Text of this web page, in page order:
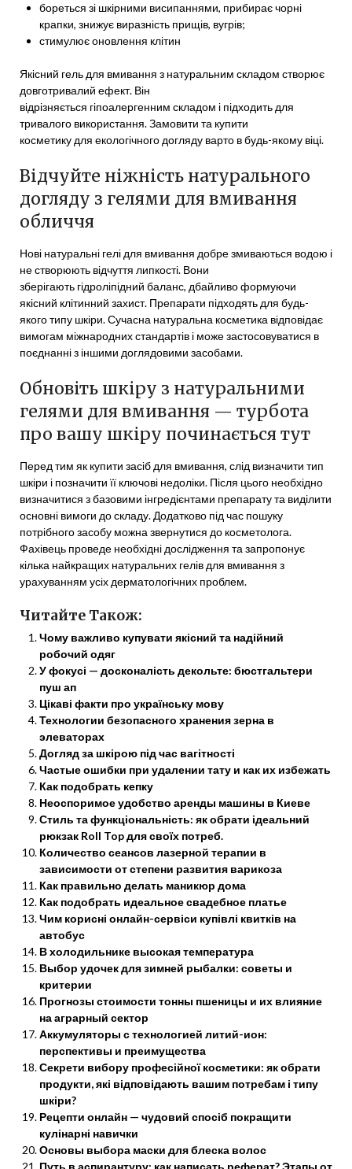
бореться зі шкірними висипаннями, прибирає чорні
крапки, знижує виразність прищів, вугрів;
стимулює оновлення клітин
Якісний гель для вмивання з натуральним складом створює
довготривалий ефект. Він
відрізняється гіпоалергенним складом і підходить для
тривалого використання. Замовити та купити
косметику для екологічного догляду варто в будь-якому віці.
Відчуйте ніжність натурального
догляду з гелями для вмивання
обличчя
Нові натуральні гелі для вмивання добре змиваються водою і
не створюють відчуття липкості. Вони
зберігають гідроліпідний баланс, дбайливо формуючи
якісний клітинний захист. Препарати підходять для будь-
якого типу шкіри. Сучасна натуральна косметика відповідає
вимогам міжнародних стандартів і може застосовуватися в
поєднанні з іншими доглядовими засобами.
Обновіть шкіру з натуральними
гелями для вмивання — турбота
про вашу шкіру починається тут
Перед тим як купити засіб для вмивання, слід визначити тип
шкіри і позначити її ключові недоліки. Після цього необхідно
визначитися з базовими інгредієнтами препарату та виділити
основні вимоги до складу. Додатково під час пошуку
потрібного засобу можна звернутися до косметолога.
Фахівець проведе необхідні дослідження та запропонує
кілька найкращих натуральних гелів для вмивання з
урахуванням усіх дерматологічних проблем.
Читайте Також:
Чому важливо купувати якісний та надійний
робочий одяг
У фокусі — досконалість декольте: бюстгальтери
пуш ап
Цікаві факти про українську мову
Технологии безопасного хранения зерна в
элеваторах
Догляд за шкірою під час вагітності
Частые ошибки при удалении тату и как их избежать
Как подобрать кепку
Неоспоримое удобство аренды машины в Киеве
Стиль та функціональність: як обрати ідеальний
рюкзак Roll Top для своїх потреб.
Количество сеансов лазерной терапии в
зависимости от степени развития варикоза
Как правильно делать маникюр дома
Как подобрать идеальное свадебное платье
Чим корисні онлайн-сервіси купівлі квитків на
автобус
В холодильнике высокая температура
Выбор удочек для зимней рыбалки: советы и
критерии
Прогнозы стоимости тонны пшеницы и их влияние
на аграрный сектор
Аккумуляторы с технологией литий-ион:
перспективы и преимущества
Секрети вибору професійної косметики: як обрати
продукти, які відповідають вашим потребам і типу
шкіри?
Рецепти онлайн — чудовий спосіб покращити
кулінарні навички
Основы выбора маски для блеска волос
Путь в аспирантуру: как написать реферат? Этапы от